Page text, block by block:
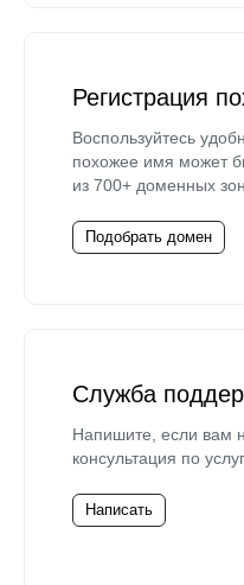
Регистрация
Воспользуйтесь
похожее имя может
из 700+ доменных зон.
Подобрать домен
Служба
Напишите, если вам
консультация по
Написать